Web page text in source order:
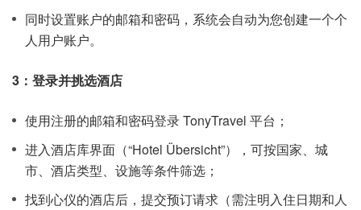
同时设置账户的邮箱和密码，系统会自动为您创建一个个
人用户账户。
3：登录并挑选酒店
使用注册的邮箱和密码登录 TonyTravel 平台；
进入酒店库界面（“Hotel Übersicht”），可按国家、城
市、酒店类型、设施等条件筛选；
找到心仪的酒店后，提交预订请求（需注明入住日期和人